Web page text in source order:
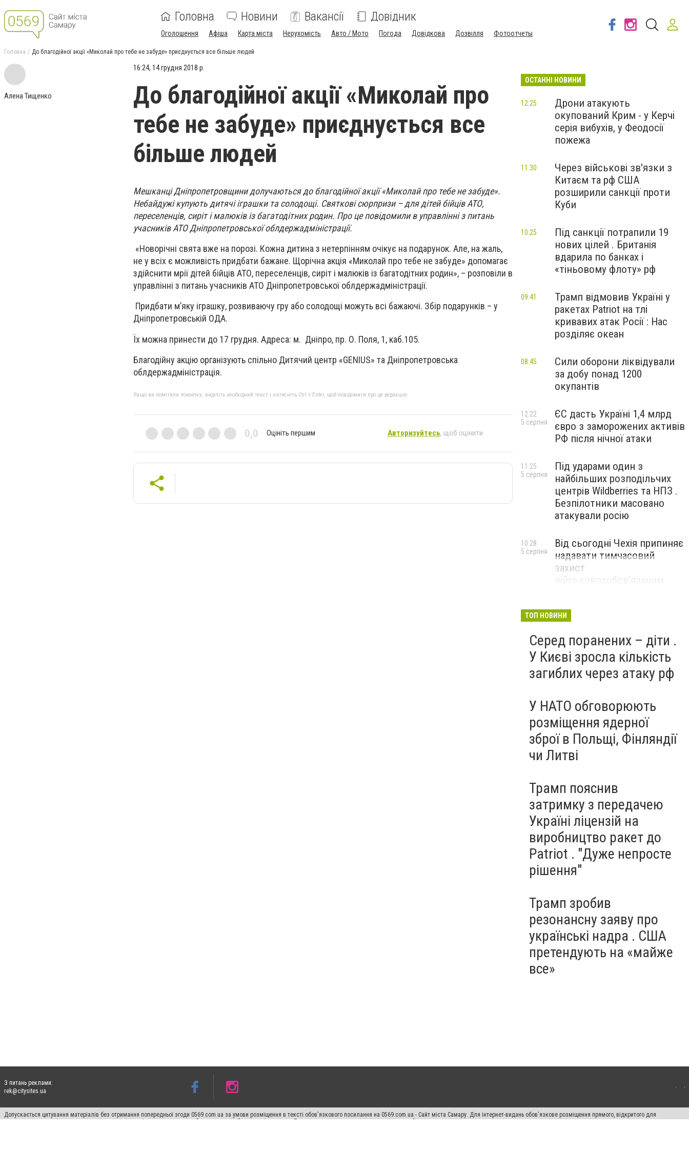
Головна Новини Вакансії Довідник
Оголошення Афіша Карта міста Нерухомість Авто / Мото Погода Довідкова Дозвілля Фотоотчеты
Головна До благодійної акції «Миколай про тебе не забуде» приєднується все більше людей
Алена Тищенко
16:24, 14 грудня 2018 р.
До благодійної акції «Миколай про
тебе не забуде» приєднується все
більше людей
Мешканці Дніпропетровщини долучаються до благодійної акції «Миколай про тебе не забуде».
Небайдужі купують дитячі іграшки та солодощі. Святкові сюрпризи – для дітей бійців АТО,
переселенців, сиріт і малюків із багатодітних родин. Про це повідомили в управлінні з питань
учасників АТО Дніпропетровської облдержадміністрації.
«Новорічні свята вже на порозі. Кожна дитина з нетерпінням очікує на подарунок. Але, на жаль,
не у всіх є можливість придбати бажане. Щорічна акція «Миколай про тебе не забуде» допомагає
здійснити мрії дітей бійців АТО, переселенців, сиріт і малюків із багатодітних родин», – розповіли в
управлінні з питань учасників АТО Дніпропетровської облдержадміністрації.
Придбати м’яку іграшку, розвиваючу гру або солодощі можуть всі бажаючі. Збір подарунків – у
Дніпропетровській ОДА.
Їх можна принести до 17 грудня. Адреса: м. Дніпро, пр. О. Поля, 1, каб.105.
Благодійну акцію організують спільно Дитячий центр «GENIUS» та Дніпропетровська
облдержадміністрація.
Якщо ви помітили помилку, виділіть необхідний текст і натисніть Ctrl + Enter, щоб повідомити про це редакцію
0,0 Оцініть першим Авторизуйтесь, щоб оцінити
ОСТАННІ НОВИНИ
Дрони атакують
окупований Крим - у Керчі
серія вибухів, у Феодосії
пожежа
12:25
Через військові зв'язки з
Китаєм та рф США
розширили санкції проти
Куби
11:30
Під санкції потрапили 19
нових цілей . Британія
вдарила по банках і
«тіньовому флоту» рф
10:25
Трамп відмовив Україні у
ракетах Patriot на тлі
кривавих атак Росії : Нас
розділяє океан
09:41
Сили оборони ліквідували
за добу понад 1200
окупантів
08:45
ЄС дасть Україні 1,4 млрд
євро з заморожених активів
РФ після нічної атаки
12:22
5 серпня
Під ударами один з
найбільших розподільчих
центрів Wildberries та НПЗ .
Безпілотники масовано
атакували росію
11:25
5 серпня
Від сьогодні Чехія припиняє
надавати тимчасовий
захист
військовозобов’язаним
10:28
5 серпня
ТОП НОВИНИ
Серед поранених – діти .
У Києві зросла кількість
загиблих через атаку рф
У НАТО обговорюють
розміщення ядерної
зброї в Польщі, Фінляндії
чи Литві
Трамп пояснив
затримку з передачею
Україні ліцензій на
виробництво ракет до
Patriot . "Дуже непросте
рішення"
Трамп зробив
резонансну заяву про
українські надра . США
претендують на «майже
все»
З питань реклами:
rek@citysites.ua
Допускається цитування матеріалів без отримання попередньої згоди 0569.com.ua за умови розміщення в тексті обов'язкового посилання на 0569.com.ua - Сайт міста Самару. Для інтернет-видань обов'язкове розміщення прямого, відкритого для
пошукових систем гіперпосилання на цитовані статті не нижче другого абзацу в тексті або в якості джерела. Порушення виняткових прав переслідується Законом.